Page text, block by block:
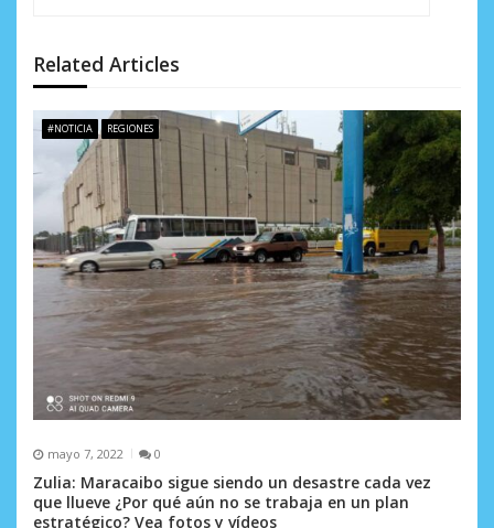
d
e
e
n
t
r
a
d
s
Related Articles
#NOTICIA REGIONES
mayo 7, 2022 0
Zulia: Maracaibo sigue siendo un desastre cada vez
que llueve ¿Por qué aún no se trabaja en un plan
estratégico? Vea fotos y vídeos